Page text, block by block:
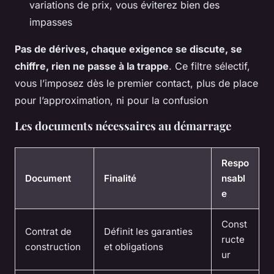
variations de prix, vous éviterez bien des
impasses
Pas de dérives, chaque exigence se discute, se
chiffre, rien ne passe à la trappe. Ce filtre sélectif,
vous l’imposez dès le premier contact, plus de place
pour l’approximation, ni pour la confusion
Les documents nécessaires au démarrage
Document Finalité
Respo
nsabl
e
Contrat de
construction
Définit les garanties
et obligations
Const
ructe
ur